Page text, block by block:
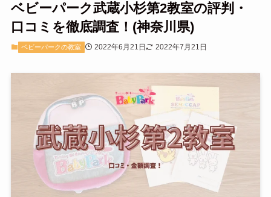
ベビーパーク武蔵小杉第2教室の評判・
口コミを徹底調査！(神奈川県)
ベビーパークの教室 2022年6月21日 2022年7月21日